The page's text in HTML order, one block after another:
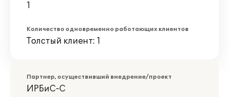
1
Количество одновременно работающих клиентов
Толстый клиент: 1
Партнер, осуществивший внедрение/проект
ИРБиС-С